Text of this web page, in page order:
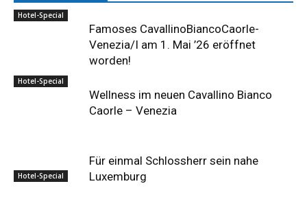
Hotel-Special
Famoses CavallinoBiancoCaorle-
Venezia/I am 1. Mai ’26 eröffnet
worden!
Hotel-Special
Wellness im neuen Cavallino Bianco
Caorle – Venezia
Hotel-Special
Für einmal Schlossherr sein nahe
Luxemburg